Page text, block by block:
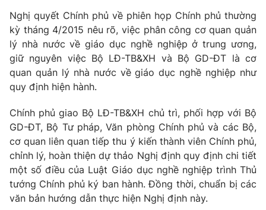
Thế giới đó đây
Câu chuyện quốc tế
Kinh tế
Tài chính
Thị trường
Góc doanh nghiệp
Dữ liệu và đời sống
Truyền hình
Phim VTV
Hậu trường
Nhân vật
Khán giả
Giải sao mai
Giải trí
Điện ảnh
Âm nhạc
Sao
Đời sống
Du lịch
Làm đẹp
Giáo dục
Nghị quyết Chính phủ về phiên họp Chính phủ thường
kỳ tháng 4/2015 nêu rõ, việc phân công cơ quan quản
lý nhà nước về giáo dục nghề nghiệp ở trung ương,
giữ nguyên việc Bộ LĐ-TB&XH và Bộ GD-ĐT là cơ
quan quản lý nhà nước về giáo dục nghề nghiệp như
quy định hiện hành.
Chính phủ giao Bộ LĐ-TB&XH chủ trì, phối hợp với Bộ
GD-ĐT, Bộ Tư pháp, Văn phòng Chính phủ và các Bộ,
cơ quan liên quan tiếp thu ý kiến thành viên Chính phủ,
chỉnh lý, hoàn thiện dự thảo Nghị định quy định chi tiết
một số điều của Luật Giáo dục nghề nghiệp trình Thủ
tướng Chính phủ ký ban hành. Đồng thời, chuẩn bị các
văn bản hướng dẫn thực hiện Nghị định này.